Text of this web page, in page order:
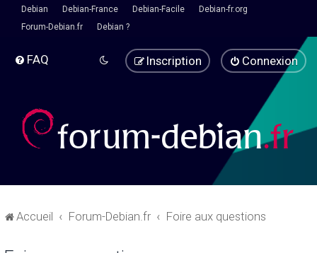
Debian Debian-France Debian-Facile
Debian-fr.org
Forum-Debian.fr
Debian ?
FAQ Connexion
Inscription
Accueil Forum-Debian.fr Foire aux questions